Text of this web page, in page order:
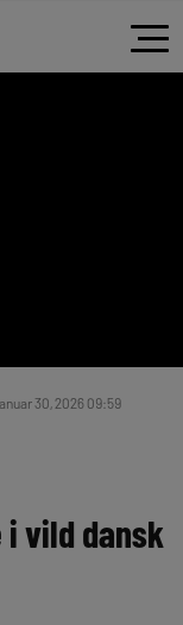
30, 2026 09:59
vild dansk